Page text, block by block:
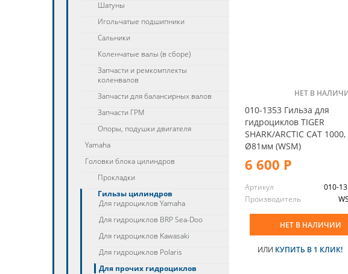
НЕТ В
010-1353 Гильза для
гидроциклов TIGER
SHARK/ARCTIC CAT 1000,
Ø81мм (WSM)
6 600 Р
Артикул
010-
Производитель
НЕТ В НАЛИЧИИ
ИЛИ КУПИТЬ В 1 КЛИК!
Шатуны
Игольчатые подшипники
Сальники
Коленчатые валы (в сборе)
Запчасти и ремкомплекты
коленвалов
Запчасти для балансирных валов
Запчасти ГРМ
Опоры, подушки двигателя
Yamaha
Головки блока цилиндров
Прокладки
Гильзы цилиндров
Для гидроциклов Yamaha
Для гидроциклов BRP Sea-Doo
Для гидроциклов Kawasaki
Для гидроциклов Polaris
Для прочих гидроциклов